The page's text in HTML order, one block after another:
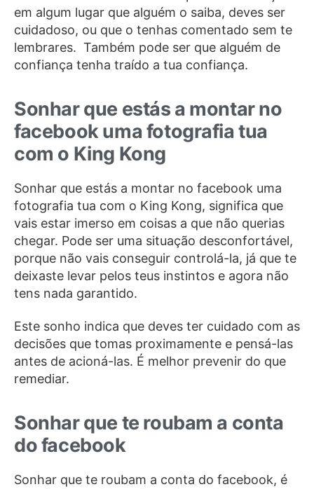
em algum lugar que alguém o saiba, deves ser
cuidadoso, ou que o tenhas comentado sem te
lembrares. Também pode ser que alguém de
confiança tenha traído a tua confiança.
Sonhar que estás a montar no
facebook uma fotografia tua
com o King Kong
Sonhar que estás a montar no facebook uma
fotografia tua com o King Kong, significa que
vais estar imerso em coisas a que não querias
chegar. Pode ser uma situação desconfortável,
porque não vais conseguir controlá-la, já que te
deixaste levar pelos teus instintos e agora não
tens nada garantido.
Este sonho indica que deves ter cuidado com as
decisões que tomas proximamente e pensá-las
antes de acioná-las. É melhor prevenir do que
remediar.
Sonhar que te roubam a conta
do facebook
Sonhar que te roubam a conta do facebook, é